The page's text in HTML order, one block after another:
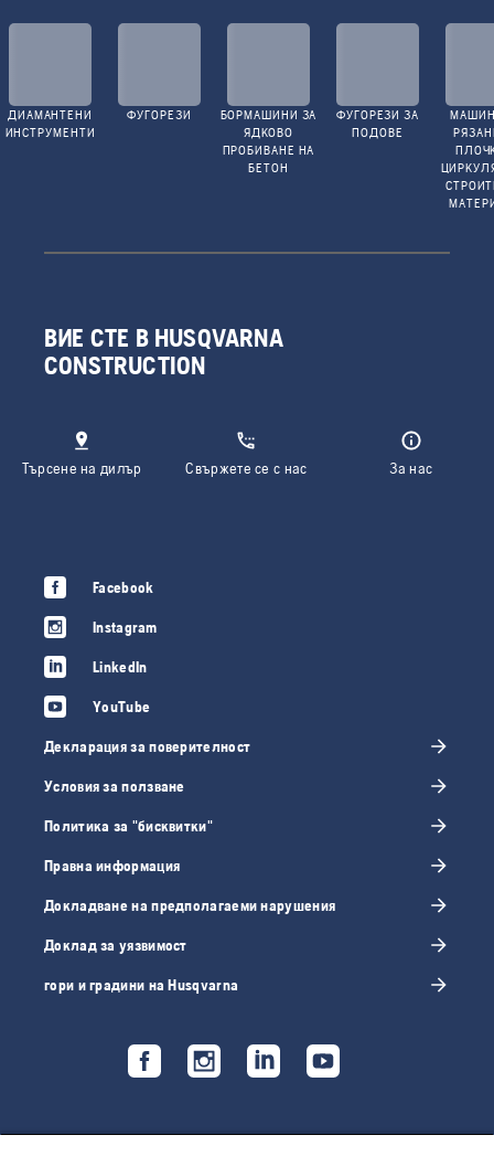
ДИАМАНТЕНИ
ИНСТРУМЕНТИ
ФУГОРЕЗИ
БОРМАШИНИ ЗА
ЯДКОВО
ПРОБИВАНЕ НА
БЕТОН
ФУГОРЕЗИ ЗА
ПОДОВЕ
ВИЕ СТЕ В HUSQVARNA
CONSTRUCTION
Търсене на дилър Свържете се с нас За нас
Facebook
Instagram
LinkedIn
YouTube
Декларация за поверителност
Условия за ползване
Политика за "бисквитки"
Правна информация
Докладване на предполагаеми нарушения
Доклад за уязвимост
гори и градини на Husqvarna